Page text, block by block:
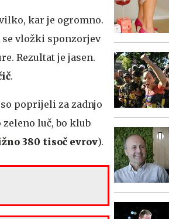
kar je ogromno.
vložki sponzorjev
Rezultat je jasen.
.
poprijeli za zadnjo
zeleno luč, bo klub
380 tisoč evrov).